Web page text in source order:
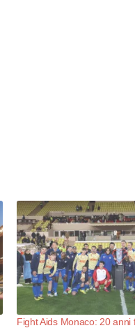
Fight Aids Monaco: 20 anni